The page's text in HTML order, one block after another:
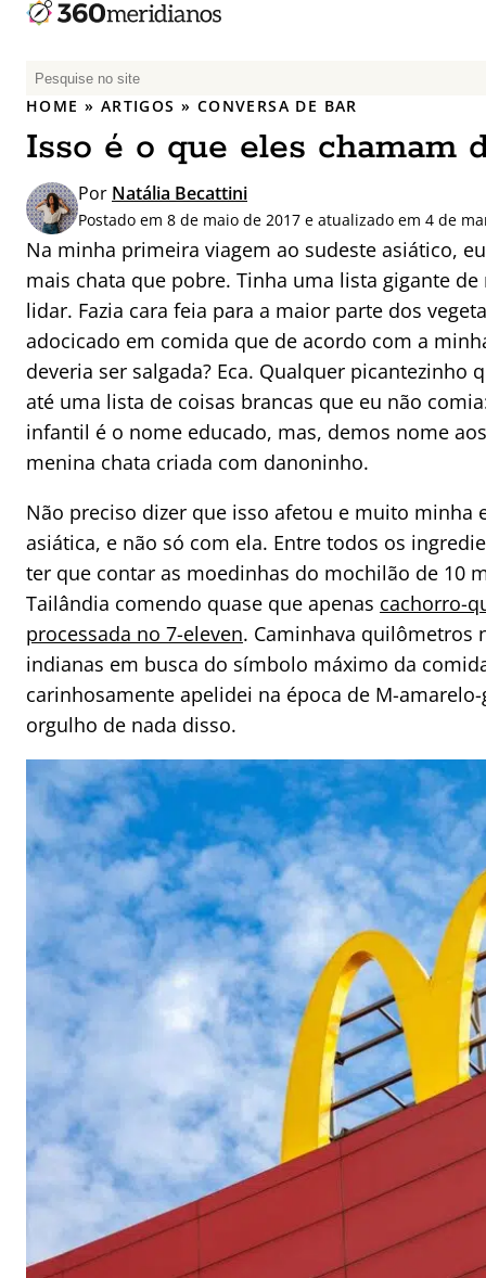
P
e
q
i
s
a
r
p
o
:
HOME » ARTIGOS » CONVERSA DE BAR
Isso é o que eles chamam
Por Natália Becattini
Postado em 8 de maio de 2017 e atualizado em 4 de
Na minha primeira viagem ao sudeste asiático,
mais chata que pobre. Tinha uma lista gigante
lidar. Fazia cara feia para a maior parte dos
adocicado em comida que de acordo com a
deveria ser salgada? Eca. Qualquer picantezinho
até uma lista de coisas brancas que eu não
infantil é o nome educado, mas, demos nome
menina chata criada com danoninho.
Não preciso dizer que isso afetou e muito minha
asiática, e não só com ela. Entre todos os
ter que contar as moedinhas do mochilão de 10
Tailândia comendo quase que apenas cachorro-
processada no 7-eleven. Caminhava quilômetros
indianas em busca do símbolo máximo da
carinhosamente apelidei na época de M-
orgulho de nada disso.